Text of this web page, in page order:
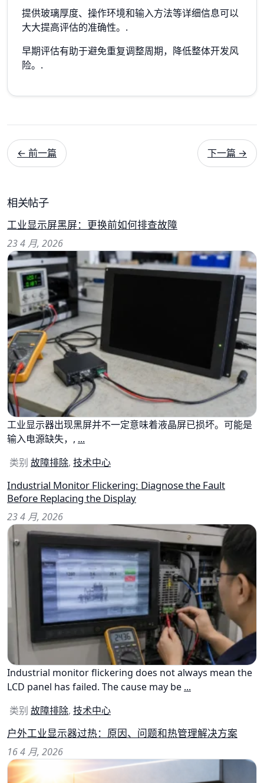
提供玻璃厚度、操作环境和输入方法等详细信息可以
大大提高评估的准确性。.
早期评估有助于避免重复调整周期，降低整体开发风
险。.
← 前一篇 下一篇 →
相关帖子
工业显示屏黑屏：更换前如何排查故障
23 4 月, 2026
工业显示器出现黑屏并不一定意味着液晶屏已损坏。可能是
输入电源缺失，, ...
类别 故障排除, 技术中心
Industrial Monitor Flickering: Diagnose the Fault
Before Replacing the Display
23 4 月, 2026
Industrial monitor flickering does not always mean the
LCD panel has failed. The cause may be ...
类别 故障排除, 技术中心
户外工业显示器过热：原因、问题和热管理解决方案
16 4 月, 2026